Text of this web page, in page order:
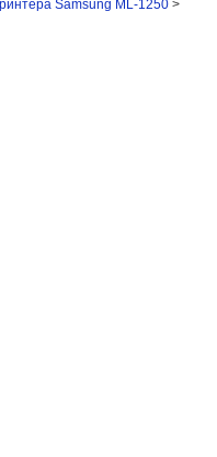
Samsung ML-1250 >